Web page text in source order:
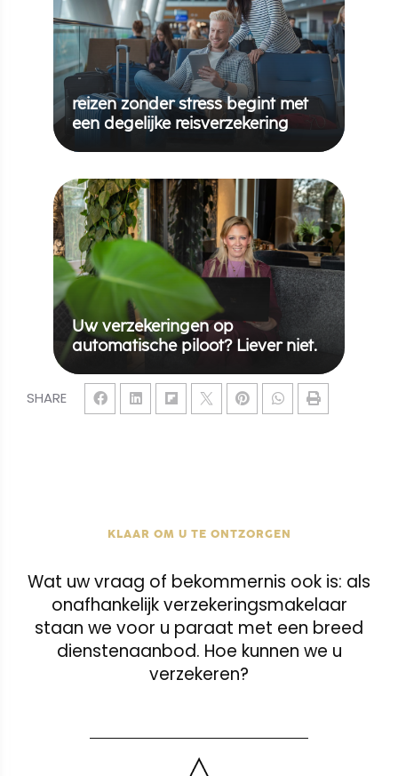
SHARE
reizen zonder stress begint met
een degelijke reisverzekering
Uw verzekeringen op
automatische piloot? Liever niet.
KLAAR OM U TE ONTZORGEN
Wat uw vraag of bekommernis ook is: als
onafhankelijk verzekeringsmakelaar
staan we voor u paraat met een breed
dienstenaanbod. Hoe kunnen we u
verzekeren?